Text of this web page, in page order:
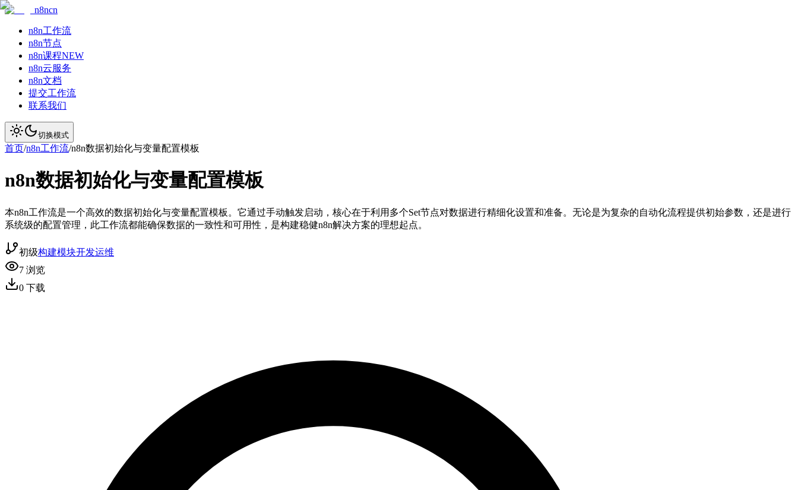
n8ncn
n8n工作流
n8n节点
n8n课程NEW
n8n云服务
n8n文档
提交工作流
联系我们
切换模式
首页/n8n工作流/n8n数据初始化与变量配置模板
n8n数据初始化与变量配置模板
本n8n工作流是一个高效的数据初始化与变量配置模板。它通过手动触发启动，核心在于利用多个Set节点对数据进行精细化设置和准备。无论是为复杂的自动化流程提供初始参数，还是进行
系统级的配置管理，此工作流都能确保数据的一致性和可用性，是构建稳健n8n解决方案的理想起点。
初级构建模块开发运维
7 浏览
0 下载